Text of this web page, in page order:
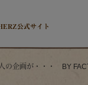
公式サイト
の企画が・・・ BY